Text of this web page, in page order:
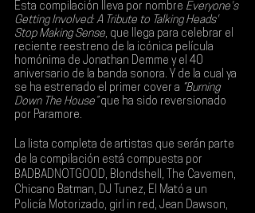
Esta compilación lleva por nombre Everyone's
Getting Involved: A Tribute to Talking Heads'
Stop Making Sense, que llega para celebrar el
reciente reestreno de la icónica película
homónima de Jonathan Demme y el 40
aniversario de la banda sonora. Y de la cual ya
se ha estrenado el primer cover a “Burning
Down The House” que ha sido reversionado
por Paramore.
La lista completa de artistas que serán parte
de la compilación está compuesta por
BADBADNOTGOOD, Blondshell, The Cavemen,
Chicano Batman, DJ Tunez, El Mató a un
Policía Motorizado, girl in red, Jean Dawson,